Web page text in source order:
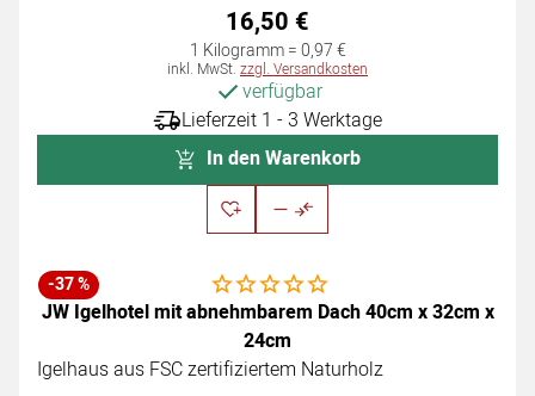
16,50 €
1 Kilogramm =0,97€
Steuerhinweis:
inkl. MwSt. zzgl. Versandkosten
verfügbar
Lieferzeit 1 - 3 Werktage
In den Warenkorb
-37 %
Noch keine Bewertungen abgegeben
JW Igelhotel mit abnehmbarem Dach 40cm x 32cm x
24cm
Igelhaus aus FSC zertifiziertem Naturholz